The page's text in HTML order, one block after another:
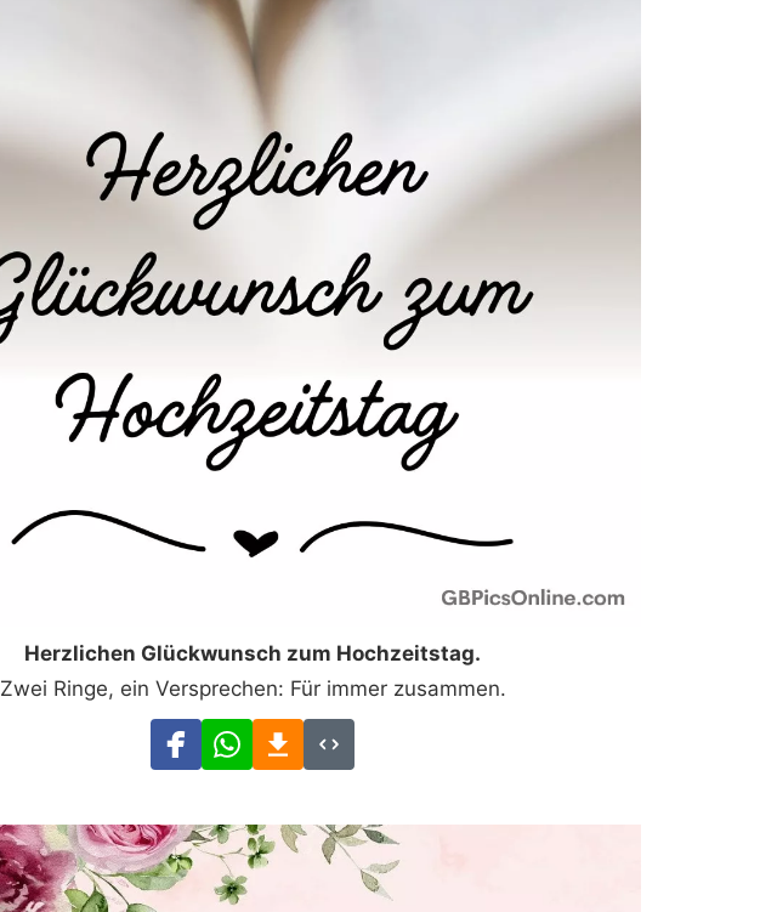
Herzlichen Glückwunsch zum Hochzeitstag.
Zwei Ringe, ein Versprechen: Für immer zusammen.